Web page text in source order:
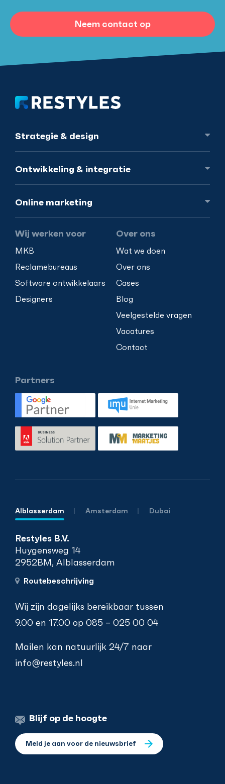
Neem contact op
Strategie & design
Ontwikkeling & integratie
Online marketing
Wij werken voor
MKB
Reclamebureaus
Software ontwikkelaars
Designers
Over ons
Wat we doen
Over ons
Cases
Blog
Veelgestelde vragen
Vacatures
Contact
Partners
Alblasserdam Amsterdam Dubai
Restyles B.V.
Huygensweg 14
2952BM, Alblasserdam
Routebeschrijving
Wij zijn dagelijks bereikbaar tussen
9.00 en 17.00 op 085 – 025 00 04
Mailen kan natuurlijk 24/7 naar
info@restyles.nl
Blijf op de hoogte
Meld je aan voor de nieuwsbrief